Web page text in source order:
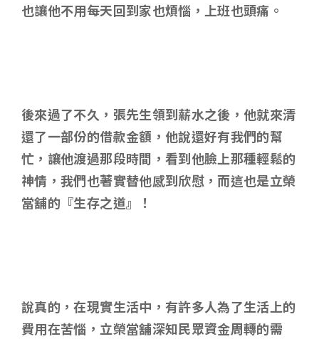
也讓他不用每天回到家也煩惱，上班也頭痛。
後來過了不久，張先生領到薪水之後，他就來清
還了一部份的借款金額，他說還好有我們的幫
忙，讓他渡過那段時間，看到他臉上那種輕鬆的
神情，我們也著實替他感到欣慰，而這也是立榮
當舖的『生存之道』！
說真的 ，在現實生活中，有許多人為了生活上的
費用在苦惱，立榮當舖深知民眾資金周轉的需